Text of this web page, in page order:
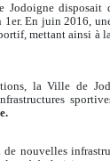
Jodoigne disposait
En juin 2016,
mettant ainsi à
la Ville de
nouvelles